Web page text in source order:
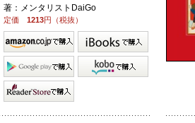
著：メンタリストDaiGo
定価 1213円（税抜）